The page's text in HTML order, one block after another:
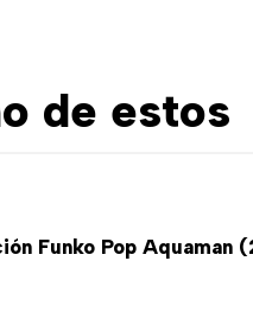
de estos
Funko Pop Aquaman